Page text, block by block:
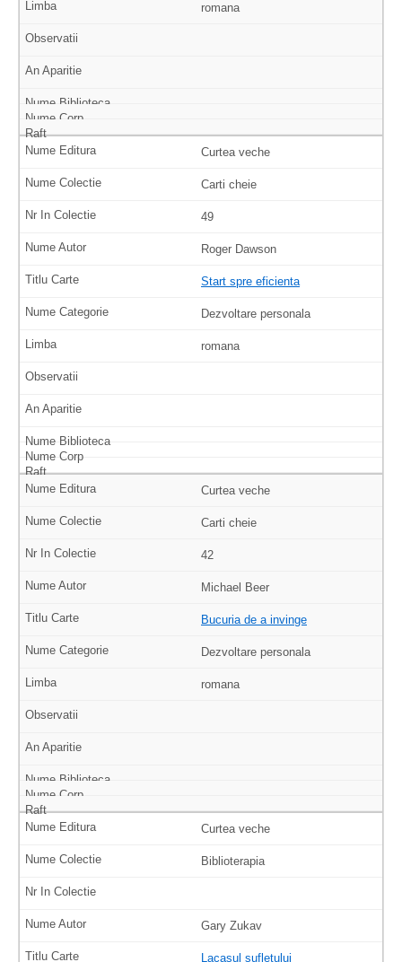
romana
Curtea veche
Carti cheie
49
Roger Dawson
Start spre eficienta
Dezvoltare personala
romana
Curtea veche
Carti cheie
42
Michael Beer
Bucuria de a invinge
Dezvoltare personala
romana
Curtea veche
Biblioterapia
Gary Zukav
Lacasul sufletului